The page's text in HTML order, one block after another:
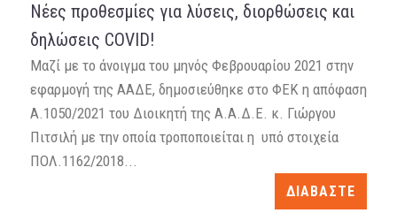
Νέες προθεσμίες για λύσεις, διορθώσεις και
δηλώσεις COVID!
Μαζί με το άνοιγμα του μηνός Φεβρουαρίου 2021 στην
εφαρμογή της ΑΑΔΕ, δημοσιεύθηκε στο ΦΕΚ η απόφαση
Α.1050/2021 του Διοικητή της Α.Α.Δ.Ε. κ. Γιώργου
Πιτσιλή με την οποία τροποποιείται η υπό στοιχεία
ΠΟΛ.1162/2018...
ΔΙΑΒΑΣΤΕ